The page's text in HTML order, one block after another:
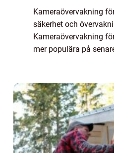
Kameraövervakning
säkerhet och
Kameraövervakning
mer populära på